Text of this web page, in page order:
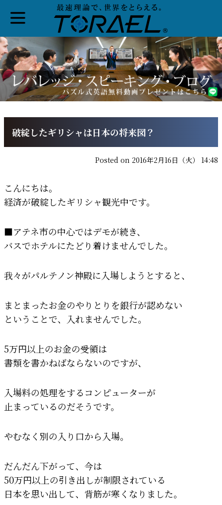
破綻したギリシャは日本の将来図？
Posted on 2016年2月16日（火） 14:48
こんにちは。
経済が破綻したギリシャ観光中です。
■アテネ市の中心ではデモが続き、
バスでホテルにたどり着けませんでした。
我々がパルテノン神殿に入場しようとすると、
まとまったお金のやりとりを銀行が認めない
ということで、入れませんでした。
5万円以上のお金の受領は
書類を書かねばならないのですが、
入場料の処理をするコンピューターが
止まっているのだそうです。
やむなく別の入り口から入場。
だんだん下がって、今は
50万円以上の引き出しが制限されている
日本を思い出して、背筋が寒くなりました。